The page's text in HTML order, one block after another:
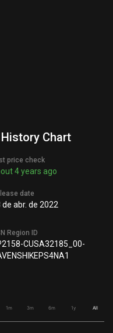
History Chart
price check
4 years ago
date
de abr. de 2022
Region ID
CUSA32185_00-
1m 3m 6m 1y All